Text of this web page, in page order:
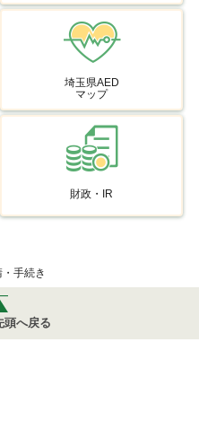
埼玉県AED
マップ
財政・IR
手続き
頭へ戻る